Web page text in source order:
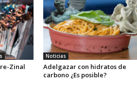
Zinal
Noticias
Adelgazar con hidratos de
carbono ¿Es posible?